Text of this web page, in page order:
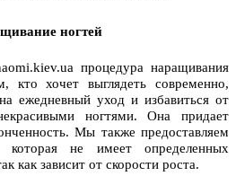
ногтей
процедура наращивания
кто хочет выглядеть современно,
ежедневный уход и избавиться от
ногтями. Она придает
Мы также предоставляем
не имеет определенных
как зависит от скорости роста.